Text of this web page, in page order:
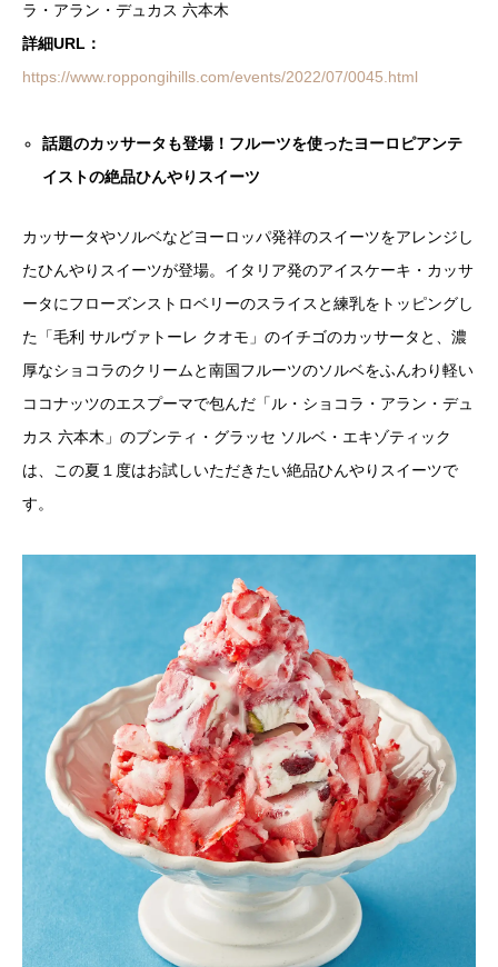
ラ・アラン・デュカス 六本木
詳細URL：
https://www.roppongihills.com/events/2022/07/0045.html
話題のカッサータも登場！フルーツを使ったヨーロピアンテ
イストの絶品ひんやりスイーツ
カッサータやソルベなどヨーロッパ発祥のスイーツをアレンジし
たひんやりスイーツが登場。イタリア発のアイスケーキ・カッサ
ータにフローズンストロベリーのスライスと練乳をトッピングし
た「毛利 サルヴァトーレ クオモ」のイチゴのカッサータと、濃
厚なショコラのクリームと南国フルーツのソルベをふんわり軽い
ココナッツのエスプーマで包んだ「ル・ショコラ・アラン・デュ
カス 六本木」のブンティ・グラッセ ソルベ・エキゾティック
は、この夏１度はお試しいただきたい絶品ひんやりスイーツで
す。